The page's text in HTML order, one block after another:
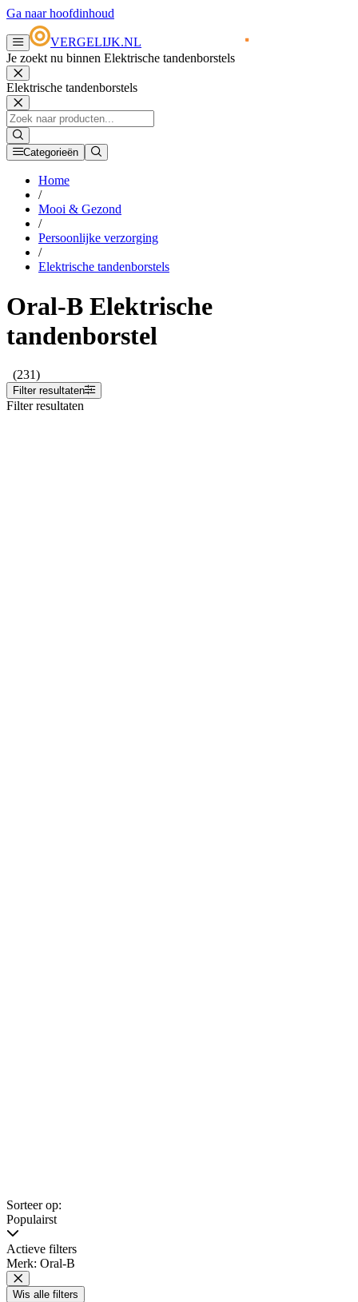
Ga naar hoofdinhoud
VERGELIJK.NL
Je zoekt nu binnen Elektrische tandenborstels
Elektrische tandenborstels
Categorieën
Home
/
Mooi & Gezond
/
Persoonlijke verzorging
/
Elektrische tandenborstels
Oral-B Elektrische
tandenborstel
(231)
Filter resultaten
Filter resultaten
Sorteer op:
Populairst
Actieve filters
Merk: Oral-B
Wis alle filters